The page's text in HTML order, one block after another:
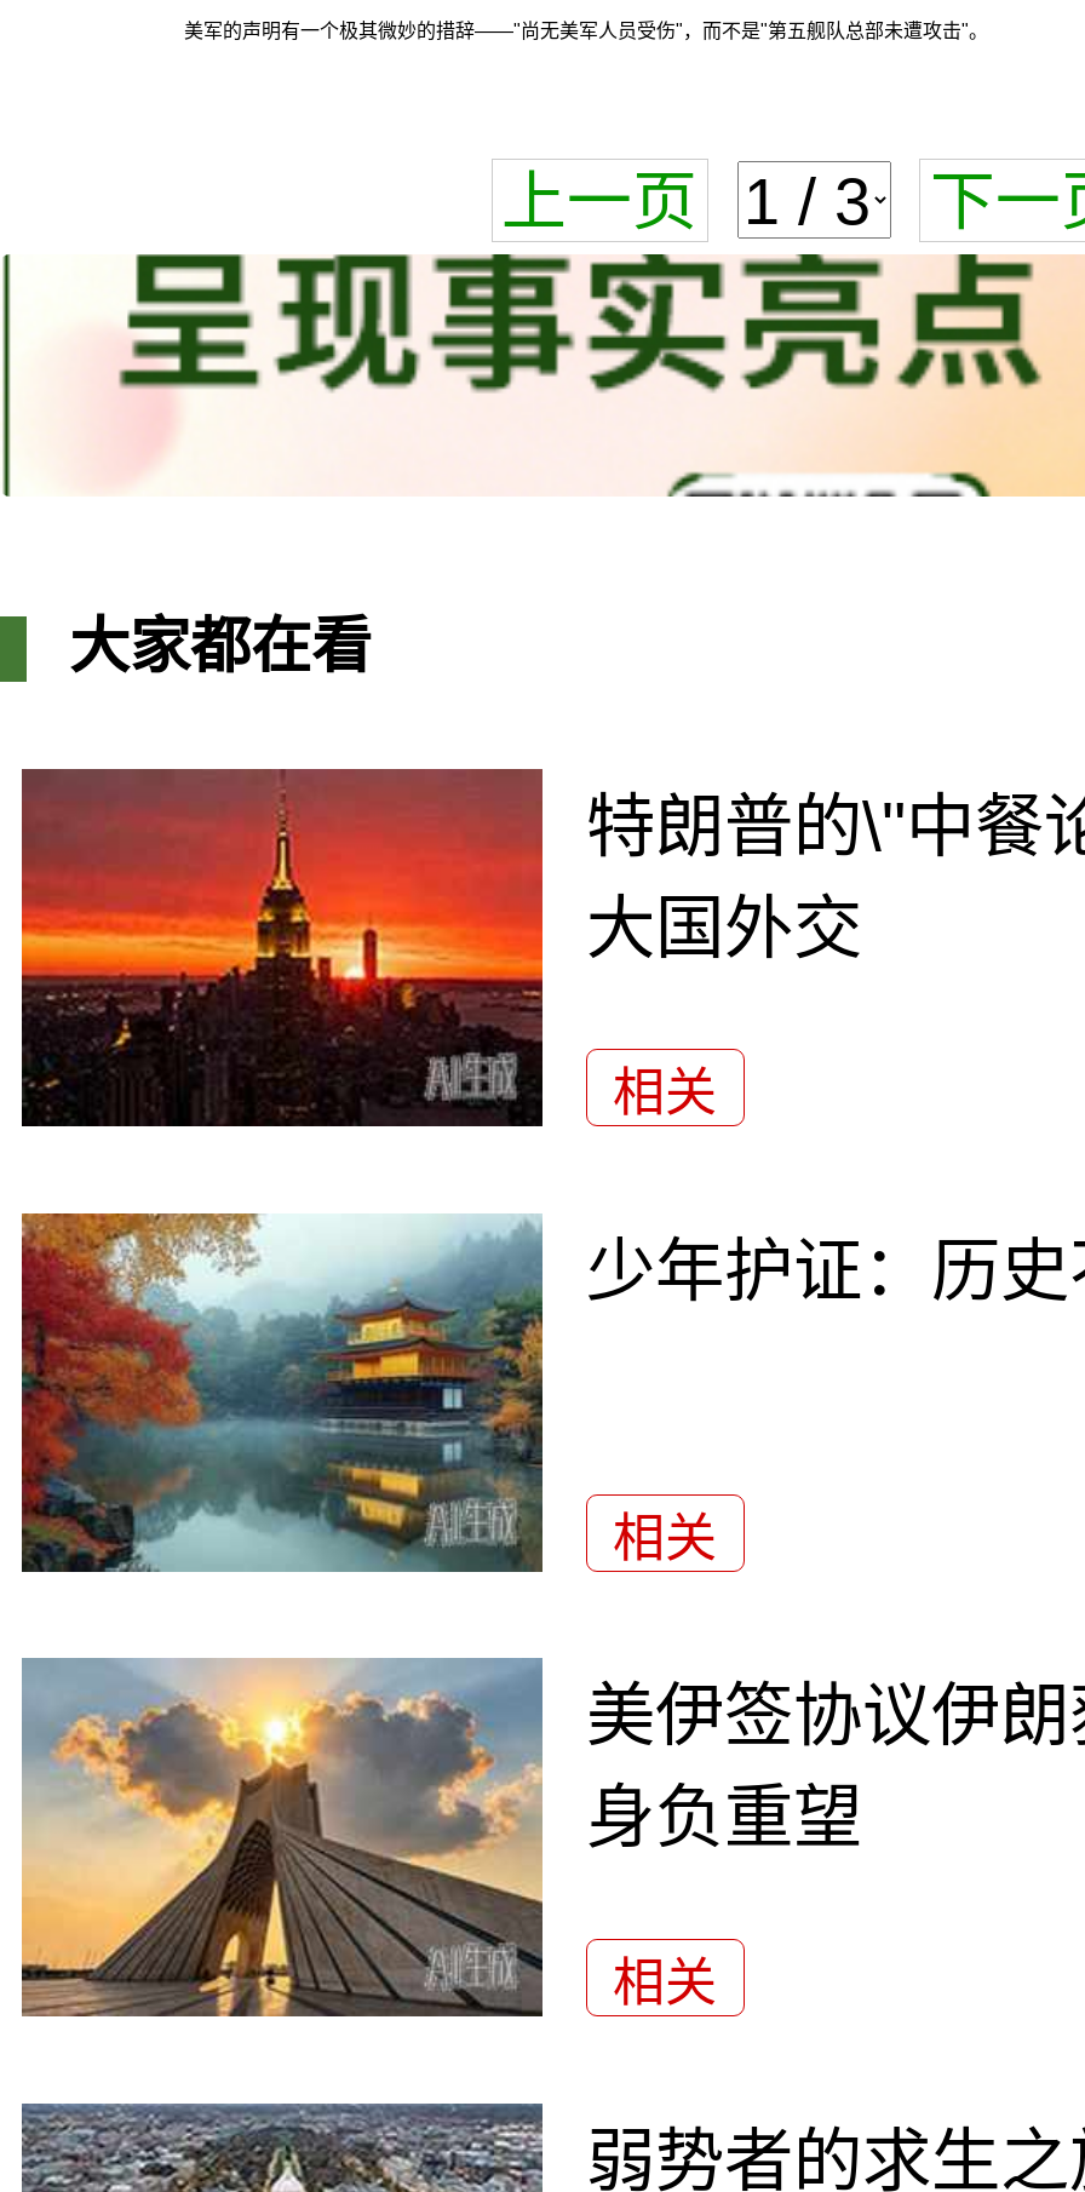
美军的声明有一个极其微妙的措辞——"尚无美军人员受伤"，而不是"第五舰队总部未遭攻击"。
上一页 下一
大家都在看
特朗普的\"中餐
大国外交
相关
少年护证：历
相关
美伊签协议伊
身负重望
相关
弱势者的求生